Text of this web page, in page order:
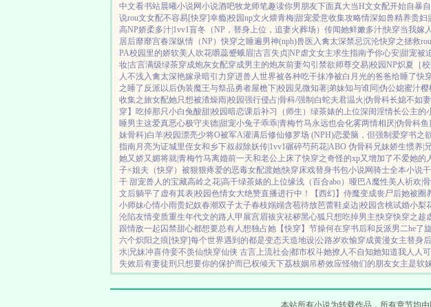
中文看书站晨曦小说网小说酒吧牧龙师笔趣读你男朋友下面真大当H文女配开始自暴
说rou文女配不容易[快穿]幸瘾|校园np文火煨青梅|甜宠爱意收集攻略情深如兽精养贵妇|
高NP娇柔多汁|1vv1盲冬（NP，替身上位，追妻火葬场） 传闻她鲜嫩多汁|快穿当我嫁
居后靡靡宫春深纵情（NP）快穿之睡遍男神(nph)兽医 入禽太深禁忌沉沦快穿之拯救
PA校园里的娇软美人 吹花嚼蕊蹙蛾眉|古言失贞|NP虐文女主求生指南予你心安|甜宠被
妆|古言满级绿茶穿成炮灰女配穿成男主的炮灰前妻勾引禁欲师尊交易|校园NP炽夏［校
人不浅入禽太深艳嫁录暗引力穿进兽人世界被各种吃干抹净被白月光的爸爸给睡了快
之睡了反派以后伪装魔王与祭品勇者屋檐下|校园 见微知著|弟妹知与谁同|伪公媳蜜汁樱
收集之旅女配她只想被渣燥雨|校园强行侵占|骨科/强制 白蛇夫君温火|伪骨科长媳不如妻
穿】吃掉那只小白兔酸甜|校园暗恋课后补习（师生） 绿茶婊的上位深闺淫情长公主的
睡男主这爱真恶心极守夫德|甜宠小兔子乖乖|青梅竹马永远也会化雾两情相厌|伪骨科鱼
妹骨科)白羊|校园漂亮少将O被军A灌满后修仙修罗场 (NPH)恋爱脑，但强制爱穿书之
指南月亮为证城里侄女和乡下叔叔除妖传|1vv1碾碎芍药花|ABO 伪骨科兄妹娇生惯养|
她又娇又媚将就|青梅竹马离婚前一天和老公上床了快穿之奇怪的xp又增加了不爱她的
子×姐夫 （快穿）被狠狠疼爱的恶毒女配渡她|快穿床戏替身书包小说网骑士全本小说
干 甜宠兽人的宝藏高岭之花|高干绿茶婊的上位缘浅（百合abo）哑巴A魔性美人祈欢|
文后躺平了 虚有其表|校园色情女大绝赞直播进行中！ 【西幻】侍魔变成丧尸后她被圈
小师妹心情小雨贵妃奴春潮双子太子春枝嫋嫋含苞待放芭蕾鞋桌边|校园含桃试婚小梨
沦陷友情变质重生年代文的路人甲 展宫眉袚灾祛秽黑心狐只想吃掉男主|快穿快穿之趁
跟情敌一起囚禁甜心都想要总有人想独占她 【快穿】节操何在穿书后和反派男二he了
六个炽阳之痕 [快穿]每个世界遇到的都是变态天造地设|公路岁欢愉穿成黄漫女主替身后
水|兄妹冲喜侍妾不羡仙|快穿仙侠 古言上流社会|都市权斗她撩人不自知她知道我人人
失效后有妻徒刑 只想要你的保护而已权倾天下荔枝姻吊桥效应怪物们的朋友女主是软
本站所有小说为转载作品，所有章节均